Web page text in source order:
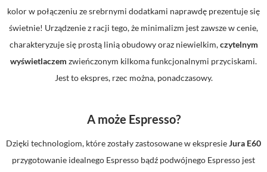
kolor w połączeniu ze srebrnymi dodatkami naprawdę prezentuje się
świetnie! Urządzenie z racji tego, że minimalizm jest zawsze w cenie,
charakteryzuje się prostą linią obudowy oraz niewielkim,czytelnym
wyświetlaczem zwieńczonym kilkoma funkcjonalnymi przyciskami.
Jest to ekspres, rzec można, ponadczasowy.
A może Espresso?
Dzięki technologiom, które zostały zastosowane w ekspresieJura E60
przygotowanie idealnego Espresso bądź podwójnego Espresso jest